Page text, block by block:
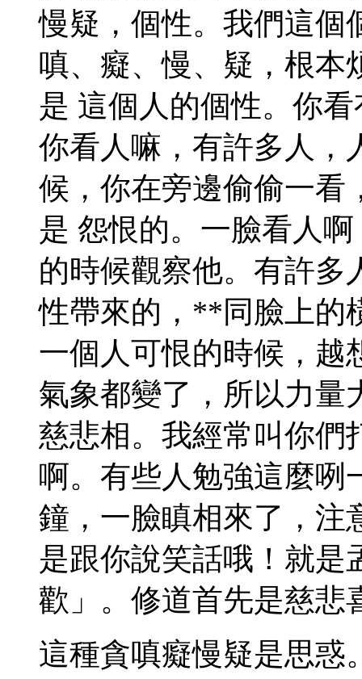
慢疑，個性。我們這個
嗔、癡、慢、疑，根本
是 這個人的個性。你
你看人嘛，有許多人，
候，你在旁邊偷偷一看
是 怨恨的。一臉看人
的時候觀察他。有許多
性帶來的，**同臉上的
一個人可恨的時候，越
氣象都變了，所以力量
慈悲相。我經常叫你們
啊。有些人勉強這麼咧
鐘，一臉瞋相來了，注
是跟你說笑話哦！就是
歡」。修道首先是慈悲
這種貪嗔癡慢疑是思惑